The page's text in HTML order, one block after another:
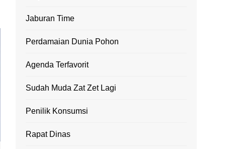
Jaburan Time
Perdamaian Dunia Pohon
Agenda Terfavorit
Sudah Muda Zat Zet Lagi
Penilik Konsumsi
Rapat Dinas